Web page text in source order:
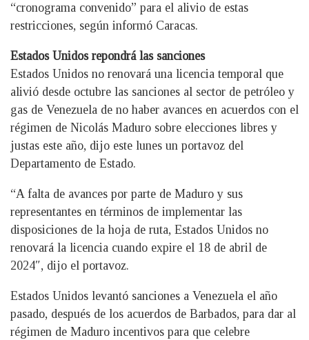
“cronograma convenido” para el alivio de estas
restricciones, según informó Caracas.
Estados Unidos repondrá las sanciones
Estados Unidos no renovará una licencia temporal que
alivió desde octubre las sanciones al sector de petróleo y
gas de Venezuela de no haber avances en acuerdos con el
régimen de Nicolás Maduro sobre elecciones libres y
justas este año, dijo este lunes un portavoz del
Departamento de Estado.
“A falta de avances por parte de Maduro y sus
representantes en términos de implementar las
disposiciones de la hoja de ruta, Estados Unidos no
renovará la licencia cuando expire el 18 de abril de
2024″, dijo el portavoz.
Estados Unidos levantó sanciones a Venezuela el año
pasado, después de los acuerdos de Barbados, para dar al
régimen de Maduro incentivos para que celebre